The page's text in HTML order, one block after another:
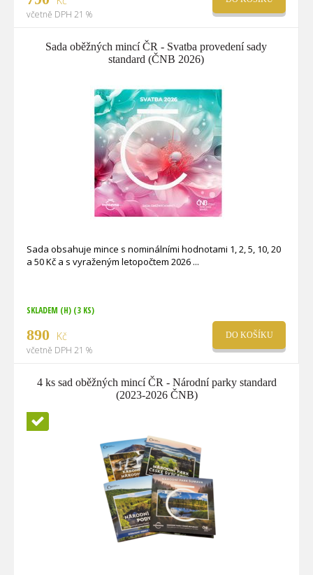
včetně DPH 21 %
Sada oběžných mincí ČR - Svatba provedení sady
standard (ČNB 2026)
Sada obsahuje mince s nominálními hodnotami 1, 2, 5, 10, 20
a 50 Kč a s vyraženým letopočtem 2026
SKLADEM (H) (3 KS)
890 Kč
včetně DPH 21 %
DO KOŠÍKU
4 ks sad oběžných mincí ČR - Národní parky standard
(2023-2026 ČNB)
Novinka